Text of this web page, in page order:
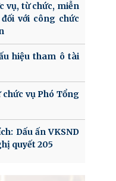
vụ, từ chức, miễn
với công chức
hiệu tham ô tài
vụ Phó Tổng
Dấu ấn VKSND
quyết 205